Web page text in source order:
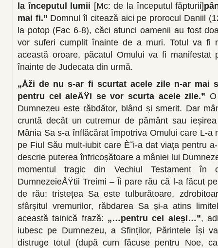
la începutul lumii [Mc: de la începutul făpturii]
mai fi.” Domnul îl citează aici pe prorocul Daniil
la potop (Fac 6-8), căci atunci oamenii au fost
vor suferi cumplit înainte de a muri. Totul va fi
această oroare, păcatul Omului va fi manifestat
înainte de Judecata din urmă.
„Åži de nu s-ar fi scurtat acele zile n-ar mai
pentru cei aleÅŸi se vor scurta acele zile.”
Dumnezeu este răbdător, blând și smerit. Dar
cruntă decât un cutremur de pământ sau
Mânia Sa s-a înflăcărat împotriva Omului care L-a
pe Fiul Său mult-iubit care È˜i-a dat viața pentru
descrie puterea înfricoșătoare a mâniei lui
momentul tragic din Vechiul Testament în
DumnezeieÅŸtii Treimi – Îi pare rău că l-a făcut
de rău: tristețea Sa este tulburătoare,
sfârșitul vremurilor, răbdarea Sa și-a atins
această tainică frază: „…pentru cei aleși…”,
iubesc pe Dumnezeu, a Sfinților, Părintele Își
distruge totul (după cum făcuse pentru Noe,